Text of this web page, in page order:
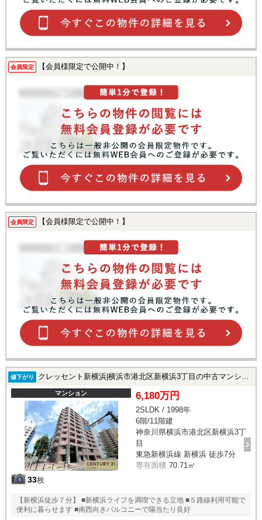
会員限定 【会員様限定で公開中！】
会員限定 【会員様限定で公開中！】
値下がり クレッセント新横浜|横浜市港北区新横浜3丁目の中古マンション
マンション
33枚
6,180万円
2SLDK / 1998年
6階/11階建
神奈川県横浜市港北区新横浜3丁
目
東急新横浜線 新横浜 徒歩7分
専有面積 70.71㎡
【新横浜徒歩７分】 ■新横浜ライフを満喫できる立地 ■５路線利用可能で
便利に暮らせます ■南西向きバルコニーで陽当たり良好